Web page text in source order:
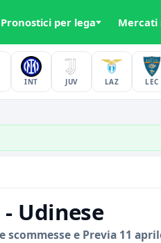
Pronostici per lega Mercati
INT JUV LAZ LEC
Udinese
e Previa 11